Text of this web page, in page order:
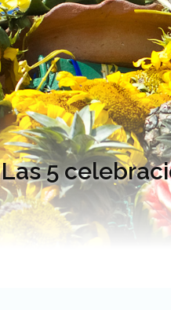
Las 5